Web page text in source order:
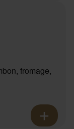
fromage,